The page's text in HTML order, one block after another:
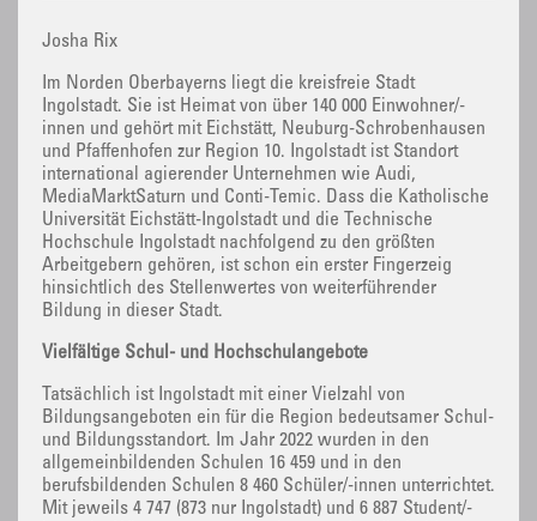
Josha Rix
Im Norden Oberbayerns liegt die kreisfreie Stadt
Ingolstadt. Sie ist Heimat von über 140 000 Einwohner/-
innen und gehört mit Eichstätt, Neuburg-Schrobenhausen
und Pfaffenhofen zur Region 10. Ingolstadt ist Standort
international agierender Unternehmen wie Audi,
MediaMarktSaturn und Conti-Temic. Dass die Katholische
Universität Eichstätt-Ingolstadt und die Technische
Hochschule Ingolstadt nachfolgend zu den größten
Arbeitgebern gehören, ist schon ein erster Fingerzeig
hinsichtlich des Stellenwertes von weiterführender
Bildung in dieser Stadt.
Vielfältige Schul- und Hochschulangebote
Tatsächlich ist Ingolstadt mit einer Vielzahl von
Bildungsangeboten ein für die Region bedeutsamer Schul-
und Bildungsstandort. Im Jahr 2022 wurden in den
allgemeinbildenden Schulen 16 459 und in den
berufsbildenden Schulen 8 460 Schüler/-innen unterrichtet.
Mit jeweils 4 747 (873 nur Ingolstadt) und 6 887 Student/-